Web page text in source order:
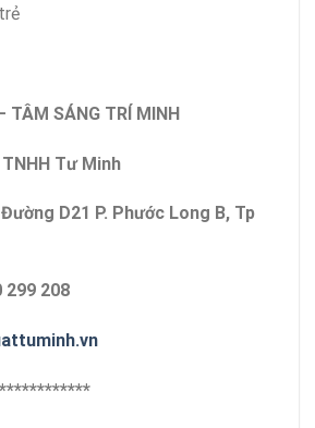
TÂM SÁNG TRÍ MINH
Tư Minh
D21 P. Phước Long B, Tp
208